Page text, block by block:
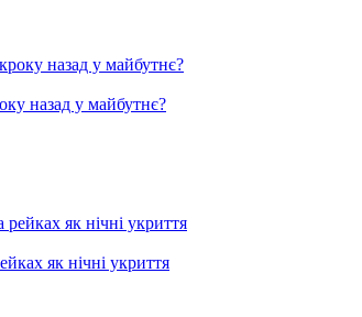
назад у майбутнє?
як нічні укриття